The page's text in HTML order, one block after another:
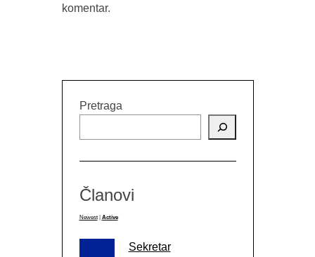
komentar.
Pretraga
Članovi
Newest Active
Sekretar